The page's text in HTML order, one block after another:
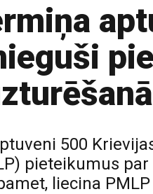
500
pieteikumus
liecina